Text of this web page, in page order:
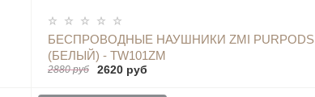
БЕСПРОВОДНЫЕ НАУШНИКИ ZMI PURPODS
(БЕЛЫЙ) - TW101ZM
2880 руб 2620 руб
ОПОВЕСТИТЬ